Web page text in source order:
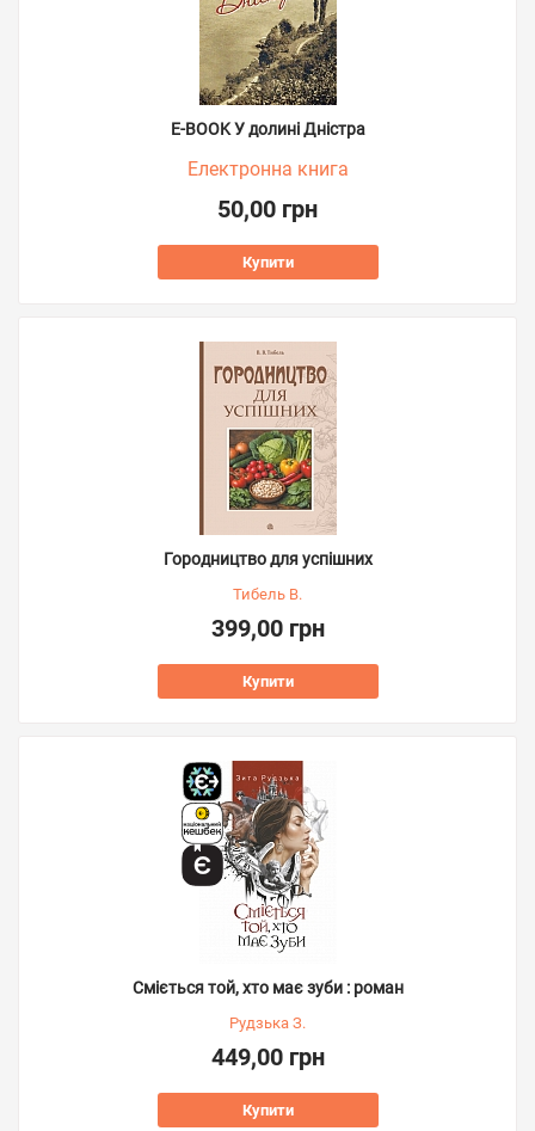
E-BOOK У долині Дністра
Електронна книга
50,00 грн
Купити
Городництво для успішних
Тибель В.
399,00 грн
Купити
Сміється той, хто має зуби : роман
Рудзька З.
449,00 грн
Купити